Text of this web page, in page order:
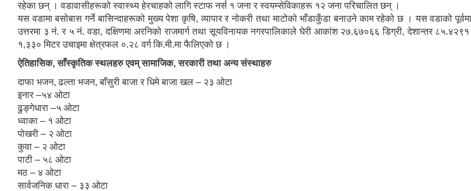
रहेका छन् । वडावासीहरूको स्वास्थ्य हेरचाहको लागि स्टाफ नर्स १ जना र स्वयम्सेविकाहरू १२ जना परिचालित छन् ।
यस वडामा बसोबास गर्ने बासिन्दाहरूको मुख्य पेशा कृषि, व्यापार र नोकरी तथा माटोको भाँडाकुँडा बनाउने काम रहेको छ । यस वडाको
उत्तरमा ३ नं. र ५ नं. वडा, दक्षिणमा अरनिको राजमार्ग तथा सूयविनायक नगरपालिकाले घेरी आकांश २७.६७०६६ डिग्री, देशान्तर ८५.४२९१
१,३३० मिटर उचाइमा क्षेत्रफल ०.२८ वर्ग कि.मी.मा फैलिएको छ ।
ऐतिहासिक, साँस्कृतिक स्थलहरु एवम् सामाजिक, सरकारी तथा अन्य संस्थाहरु
दाफा भजन, ढल्ता भजन, बाँसुरी बाजा र धिमे बाजा खल – २३ ओटा
इनार –५४ ओटा
ढुङ्गेधारा –५ ओटा
ध्वाका – १ ओटा
पोखरी – २ ओटा
कुवा – २ ओटा
पाटी – ५८ ओटा
मठ – ४ ओटा
सार्वजनिक धारा – ३३ ओटा